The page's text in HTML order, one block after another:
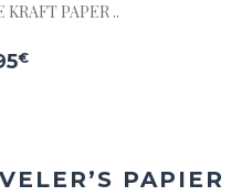
KRAFT PAPER ..
€
PAPIER